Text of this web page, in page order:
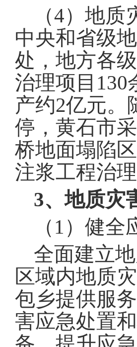
（4） 地质
中央和省级
处，地方各
治理项目 130
产约2亿元。
停，黄石市
桥地面塌陷
注浆工程治
3、地质灾
（ 1 ）健全
全面建立
区域内地质
包乡提供服
害应急处置